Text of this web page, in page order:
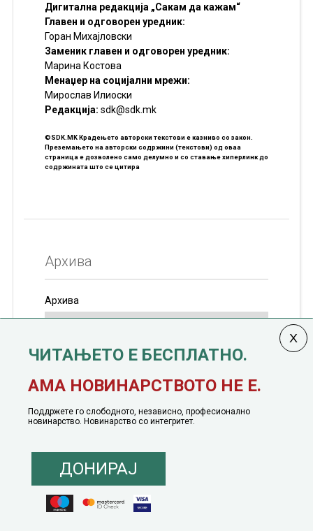
Дигитална редакција „Сакам да кажам“
Главен и одговорен уредник:
Горан Михајловски
Заменик главен и одговорен уредник:
Марина Костова
Менаџер на социјални мрежи:
Мирослав Илиоски
Редакцијa: sdk@sdk.mk
©SDK.MK Крадењето авторски текстови е казниво со закон.
Преземањето на авторски содржини (текстови) од оваа
страница е дозволено само делумно и со ставање хиперлинк до
содржината што се цитира
Архива
Архива
јануари, 1991 година
© 2016 - 2026 Сакам Да Кажам. Сите права задржани |
Понуда за политичко рекламирање
Политика на инклузија
Кодекс на однесување
ЧИТАЊЕТО Е БЕСПЛАТНО.
АМА НОВИНАРСТВОТО НЕ Е.
Поддржете го слободното, независно, професионално
новинарство. Новинарство со интегритет.
ДОНИРАЈ